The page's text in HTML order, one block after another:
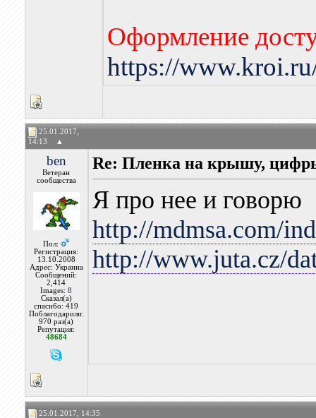
Оформление
https://
25.01.2017,
14:13
▲
ben
Ветеран
сообщества
Пол:
Регистрация:
13.10.2008
Адрес: Украина
Сообщений:
2,414
Images:8
Сказал(а)
спасибо: 419
Поблагодарили:
970 раз(а)
Репутация:
48684
Re: Пленка на крышу,
Я про нее и говорю
http://mdmsa.com/
http://www.juta.cz/
25.01.2017, 14:35